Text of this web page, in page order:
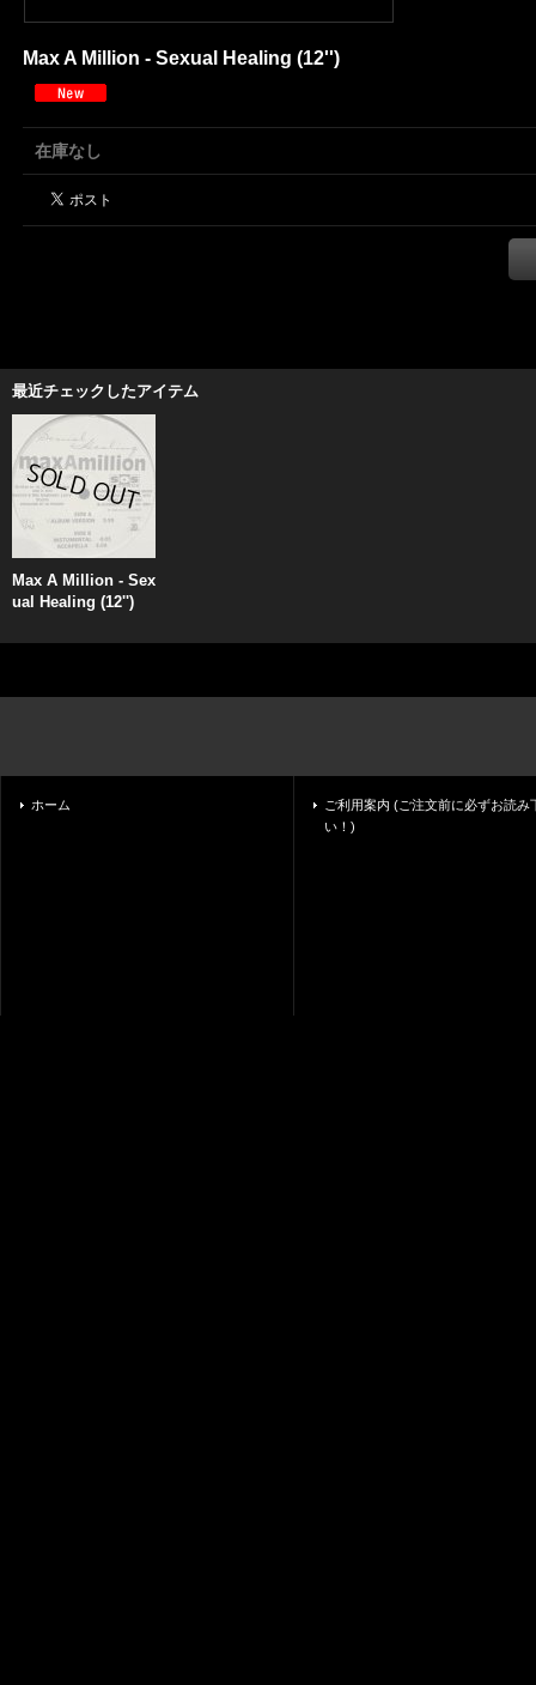
Max A Million - Sexual Healing (12'')
在庫なし
最近チェックしたアイテム
Max A Million - Sex
ual Healing (12'')
ホーム
ご利用案内 (ご注文前に必ずお読み
い！)